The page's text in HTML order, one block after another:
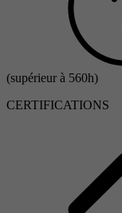
(supérieur à 560h)
CERTIFICATIONS